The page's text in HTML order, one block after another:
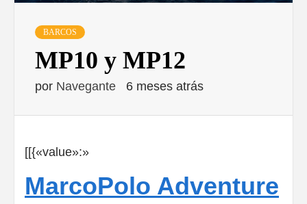
BARCOS
MP10 y MP12
por Navegante 6 meses atrás
[[{«value»:»
MarcoPolo Adventure